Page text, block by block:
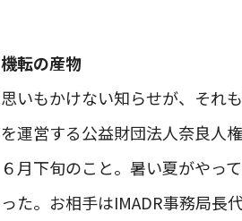
機転の産物
思いもかけない知らせが、それ
を運営する公益財団法人奈良人
６月下旬のこと。暑い夏がやっ
った。お相手はIMADR事務局長